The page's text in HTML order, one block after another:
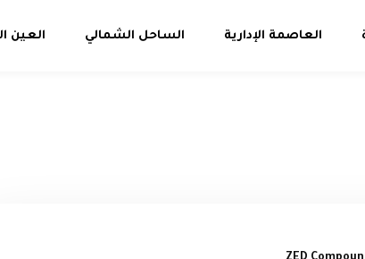
العاصمة الإدارية الساحل الشمالي العين